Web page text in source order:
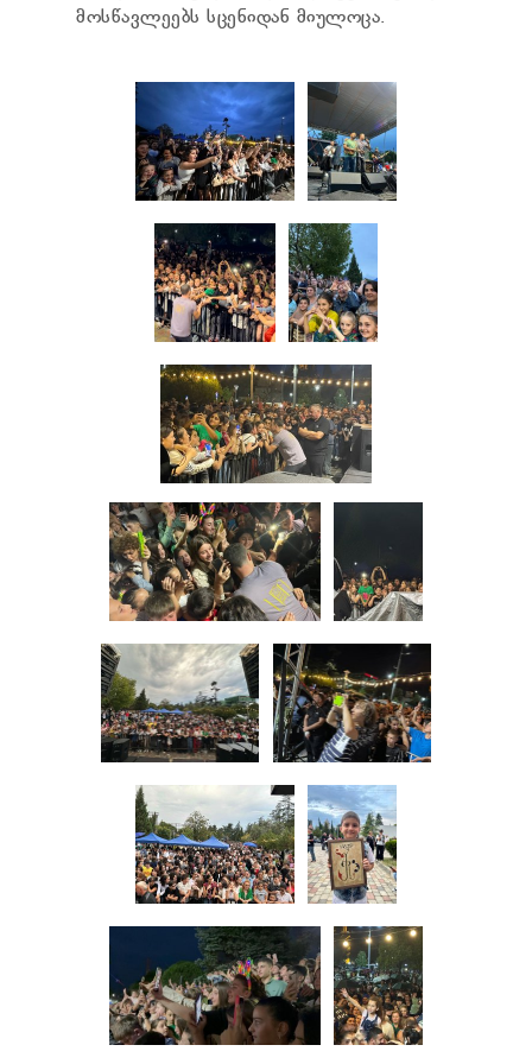
TENDERS
REQUEST OF PUBLIC INFORMATION
PERSONAL DATA PROTECTION OFFICER
LEGAL DECISIONS
მოსწავლეებს სცენიდან მიულოცა.